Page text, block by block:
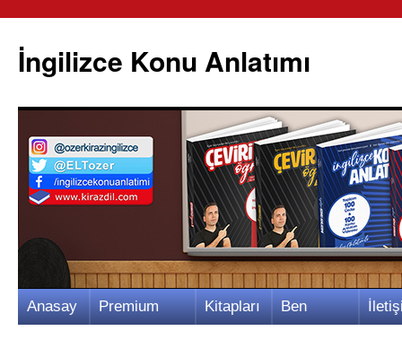
İngilizce Konu Anlatımı
İçeriğe
Anasay Premium Kitapları Ben